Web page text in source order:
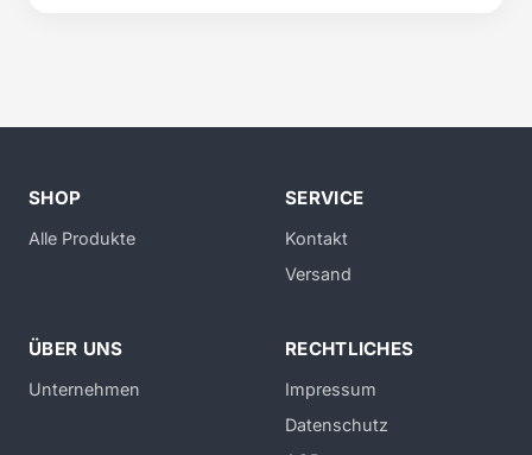
SHOP
Alle Produkte
SERVICE
Kontakt
Versand
ÜBER UNS
Unternehmen
RECHTLICHES
Impressum
Datenschutz